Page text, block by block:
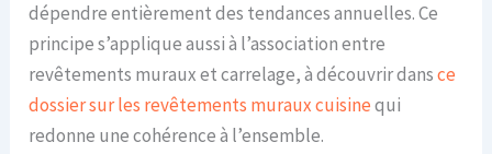
dépendre entièrement des tendances annuelles. Ce
principe s’applique aussi à l’association entre
revêtements muraux et carrelage, à découvrir dansce
dossier sur les revêtements muraux cuisinequi
redonne une cohérence à l’ensemble.